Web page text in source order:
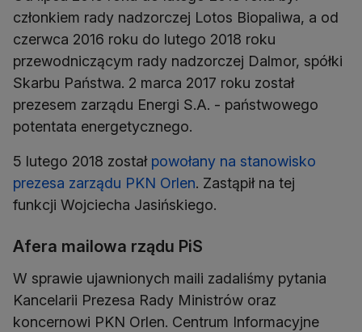
członkiem rady nadzorczej Lotos Biopaliwa, a od
czerwca 2016 roku do lutego 2018 roku
przewodniczącym rady nadzorczej Dalmor, spółki
Skarbu Państwa. 2 marca 2017 roku został
prezesem zarządu Energi S.A. - państwowego
potentata energetycznego.
5 lutego 2018 został powołany na stanowisko
prezesa zarządu PKN Orlen. Zastąpił na tej
funkcji Wojciecha Jasińskiego.
Afera mailowa rządu PiS
W sprawie ujawnionych maili zadaliśmy pytania
Kancelarii Prezesa Rady Ministrów oraz
koncernowi PKN Orlen. Centrum Informacyjne